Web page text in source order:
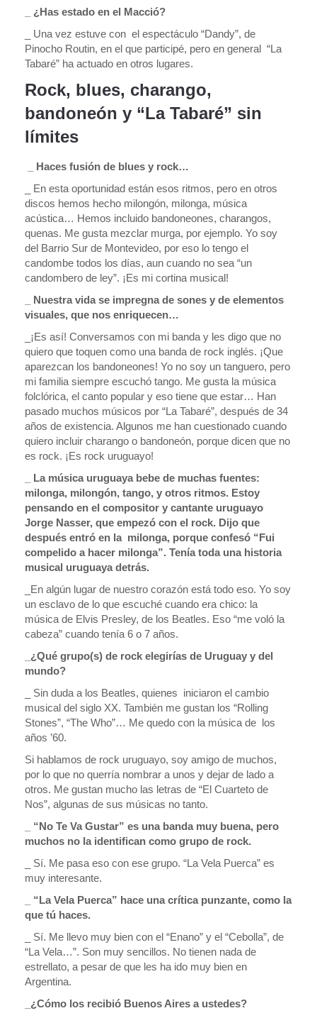
_ ¿Has estado en el Macció?
_ Una vez estuve con el espectáculo “Dandy”, de
Pinocho Routin, en el que participé, pero en general “La
Tabaré” ha actuado en otros lugares.
Rock, blues, charango,
bandoneón y “La Tabaré” sin
límites
_ Haces fusión de blues y rock…
_ En esta oportunidad están esos ritmos, pero en otros
discos hemos hecho milongón, milonga, música
acústica… Hemos incluido bandoneones, charangos,
quenas. Me gusta mezclar murga, por ejemplo. Yo soy
del Barrio Sur de Montevideo, por eso lo tengo el
candombe todos los días, aun cuando no sea “un
candombero de ley”. ¡Es mi cortina musical!
_ Nuestra vida se impregna de sones y de elementos
visuales, que nos enriquecen…
_¡Es así! Conversamos con mi banda y les digo que no
quiero que toquen como una banda de rock inglés. ¡Que
aparezcan los bandoneones! Yo no soy un tanguero, pero
mi familia siempre escuchó tango. Me gusta la música
folclórica, el canto popular y eso tiene que estar… Han
pasado muchos músicos por “La Tabaré”, después de 34
años de existencia. Algunos me han cuestionado cuando
quiero incluir charango o bandoneón, porque dicen que no
es rock. ¡Es rock uruguayo!
_ La música uruguaya bebe de muchas fuentes:
milonga, milongón, tango, y otros ritmos. Estoy
pensando en el compositor y cantante uruguayo
Jorge Nasser, que empezó con el rock. Dijo que
después entró en la milonga, porque confesó “Fui
compelido a hacer milonga”. Tenía toda una historia
musical uruguaya detrás.
_En algún lugar de nuestro corazón está todo eso. Yo soy
un esclavo de lo que escuché cuando era chico: la
música de Elvis Presley, de los Beatles. Eso “me voló la
cabeza” cuando tenía 6 o 7 años.
_¿Qué grupo(s) de rock elegirías de Uruguay y del
mundo?
_ Sin duda a los Beatles, quienes iniciaron el cambio
musical del siglo XX. También me gustan los “Rolling
Stones”, “The Who”… Me quedo con la música de los
años ’60.
Si hablamos de rock uruguayo, soy amigo de muchos,
por lo que no querría nombrar a unos y dejar de lado a
otros. Me gustan mucho las letras de “El Cuarteto de
Nos”, algunas de sus músicas no tanto.
_ “No Te Va Gustar” es una banda muy buena, pero
muchos no la identifican como grupo de rock.
_ Sí. Me pasa eso con ese grupo. “La Vela Puerca” es
muy interesante.
_ “La Vela Puerca” hace una crítica punzante, como la
que tú haces.
_ Sí. Me llevo muy bien con el “Enano” y el “Cebolla”, de
“La Vela…”. Son muy sencillos. No tienen nada de
estrellato, a pesar de que les ha ido muy bien en
Argentina.
_¿Cómo los recibió Buenos Aires a ustedes?